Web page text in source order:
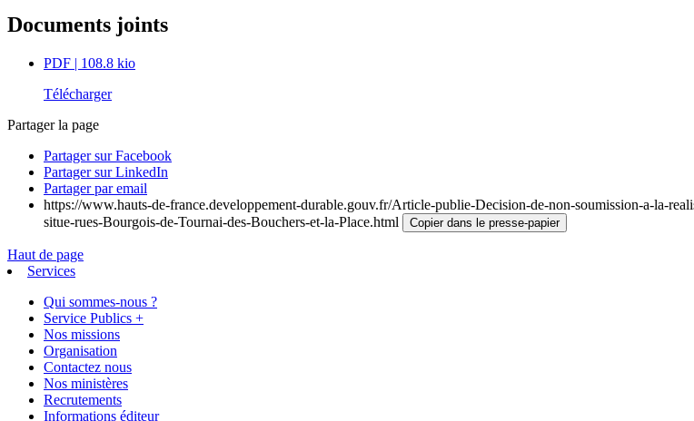
Documents joints
PDF | 108.8 kio
Télécharger
Partager la page
Partager sur Facebook
Partager sur LinkedIn
Partager par email
https://www.hauts-de-france.developpement-durable.gouv.fr/Article-publie-Decision-de-non-soumission-a-la-
situe-rues-Bourgois-de-Tournai-des-Bouchers-et-la-Place.html
Copier dans le presse-papier
Haut de page
Services
Qui sommes-nous ?
Service Publics +
Nos missions
Organisation
Contactez nous
Nos ministères
Recrutements
Informations éditeur